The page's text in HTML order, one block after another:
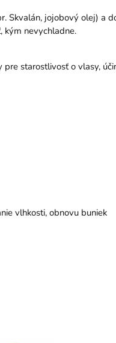
Skvalán, jojobový olej) a
kým nevychladne.
starostlivosť o vlasy,
vlhkosti, obnovu buniek